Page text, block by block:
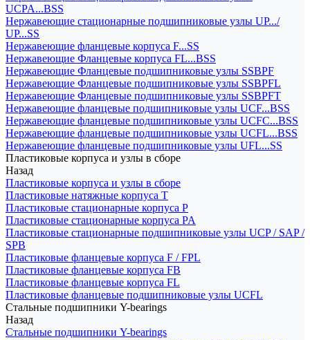
UCPA...BSS
Нержавеющие стационарные подшипниковые узлы UP.../
UP...SS
Нержавеющие фланцевые корпуса F...SS
Нержавеющие Фланцевые корпуса FL...BSS
Нержавеющие Фланцевые подшипниковые узлы SSBPF
Нержавеющие Фланцевые подшипниковые узлы SSBPFL
Нержавеющие Фланцевые подшипниковые узлы SSBPFT
Нержавеющие фланцевые подшипниковые узлы UCF...BSS
Нержавеющие фланцевые подшипниковые узлы UCFC...BSS
Нержавеющие фланцевые подшипниковые узлы UCFL...BSS
Нержавеющие фланцевые подшипниковые узлы UFL...SS
Пластиковые корпуса и узлы в сборе
Назад
Пластиковые корпуса и узлы в сборе
Пластиковые натяжные корпуса T
Пластиковые стационарные корпуса P
Пластиковые стационарные корпуса PA
Пластиковые стационарные подшипниковые узлы UCP / SAP /
SPB
Пластиковые фланцевые корпуса F / FPL
Пластиковые фланцевые корпуса FB
Пластиковые фланцевые корпуса FL
Пластиковые фланцевые подшипниковые узлы UCFL
Стальные подшипники Y-bearings
Назад
Стальные подшипники Y-bearings